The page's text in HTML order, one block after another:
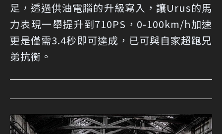
足，透過供油電腦的升級寫入，讓Urus的馬
力表現一舉提升到710PS，0-100km/h加速
更是僅需3.4秒即可達成，已可與自家超跑兄
弟抗衡。